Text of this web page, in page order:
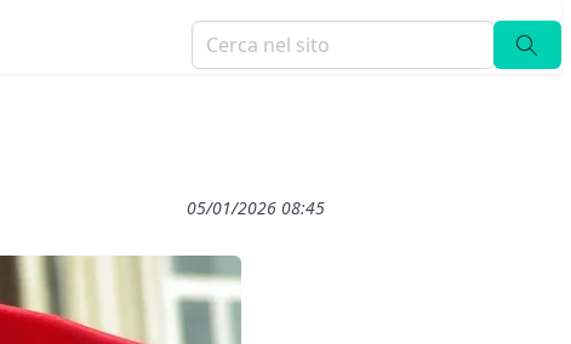
05/01/2026 08:45